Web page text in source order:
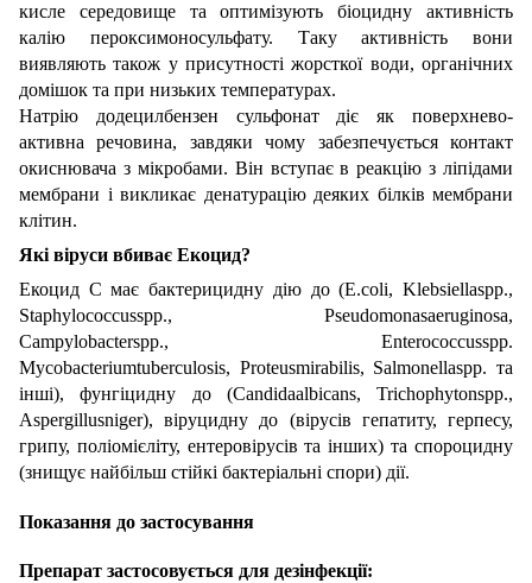
кисле середовище та оптимізують біоцидну активність
калію пероксимоносульфату. Таку активність вони
виявляють також у присутності жорсткої води, органічних
домішок та при низьких температурах.
Натрію додецилбензен сульфонат діє як поверхнево-
активна речовина, завдяки чому забезпечується контакт
окиснювача з мікробами. Він вступає в реакцію з ліпідами
мембрани і викликає денатурацію деяких білків мембрани
клітин.
Які віруси вбиває Екоцид?
Екоцид С має бактерицидну дію до (E.coli, Klebsiellaspp.,
Staphylococcusspp., Pseudomonasaeruginosa,
Campylobacterspp., Enterococcusspp.
Mycobacteriumtuberculosis, Proteusmirabilis, Salmonellaspp. та
інші), фунгіцидну до (Candidaalbicans, Trichophytonspp.,
Aspergillusniger), віруцидну до (вірусів гепатиту, герпесу,
грипу, поліомієліту, ентеровірусів та інших) та спороцидну
(знищує найбільш стійкі бактеріальні спори) дії.
Показання до застосування
Препарат застосовується для дезінфекції: